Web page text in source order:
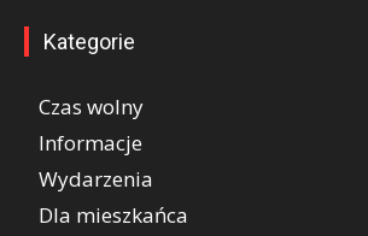
Kategorie
Czas wolny
Informacje
Wydarzenia
Dla mieszkańca